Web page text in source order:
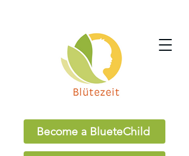
Become a BlueteChild